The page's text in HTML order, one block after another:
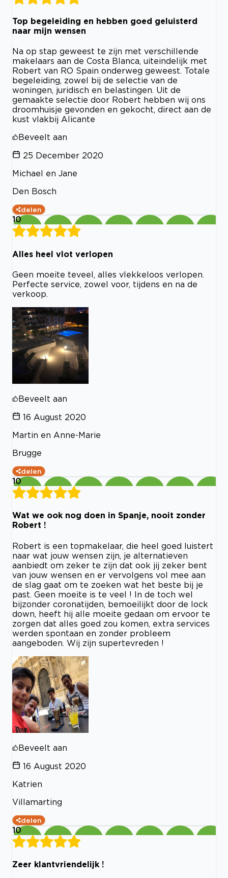
Top begeleiding en hebben goed geluisterd
naar mijn wensen
Na op stap geweest te zijn met verschillende
makelaars aan de Costa Blanca, uiteindelijk met
Robert van RO Spain onderweg geweest. Totale
begeleiding, zowel bij de selectie van de
woningen, juridisch en belastingen. Uit de
gemaakte selectie door Robert hebben wij ons
droomhuisje gevonden en gekocht, direct aan de
kust vlakbij Alicante
Beveelt aan
25 December 2020
Michael en Jane
Den Bosch
delen
10
Alles heel vlot verlopen
Geen moeite teveel, alles vlekkeloos verlopen.
Perfecte service, zowel voor, tijdens en na de
verkoop.
Beveelt aan
16 August 2020
Martin en Anne-Marie
Brugge
delen
10
Wat we ook nog doen in Spanje, nooit zonder
Robert !
Robert is een topmakelaar, die heel goed luistert
naar wat jouw wensen zijn, je alternatieven
aanbiedt om zeker te zijn dat ook jij zeker bent
van jouw wensen en er vervolgens vol mee aan
de slag gaat om te zoeken wat het beste bij je
past. Geen moeite is te veel ! In de toch wel
bijzonder coronatijden, bemoeilijkt door de lock
down, heeft hij alle moeite gedaan om ervoor te
zorgen dat alles goed zou komen, extra services
werden spontaan en zonder probleem
aangeboden. Wij zijn supertevreden !
Beveelt aan
16 August 2020
Katrien
Villamarting
delen
10
Zeer klantvriendelijk !